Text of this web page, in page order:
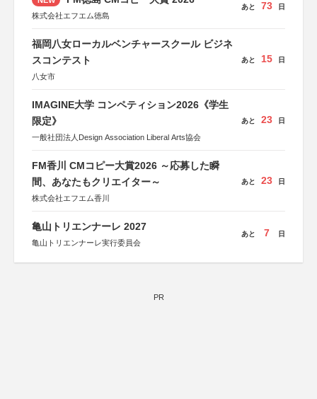
株式会社エフエム徳島
あと 73 日
福岡八女ローカルベンチャースクール ビジネ
スコンテスト
八女市
あと 15 日
IMAGINE大学 コンペティション2026《学生
限定》
一般社団法人Design Association Liberal Arts協会
あと 23 日
FM香川 CMコピー大賞2026 ～応募した瞬
間、あなたもクリエイター～
株式会社エフエム香川
あと 23 日
亀山トリエンナーレ 2027
亀山トリエンナーレ実行委員会
あと 7 日
PR